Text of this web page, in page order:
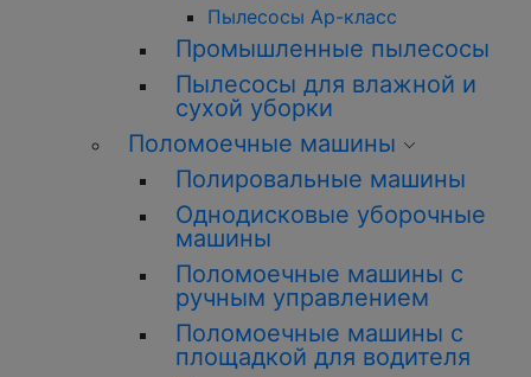
Пылесосы Ар-класс
Промышленные пылесосы
Пылесосы для влажной и
сухой уборки
Поломоечные машины
Полировальные машины
Однодисковые уборочные
машины
Поломоечные машины с
ручным управлением
Поломоечные машины с
площадкой для водителя